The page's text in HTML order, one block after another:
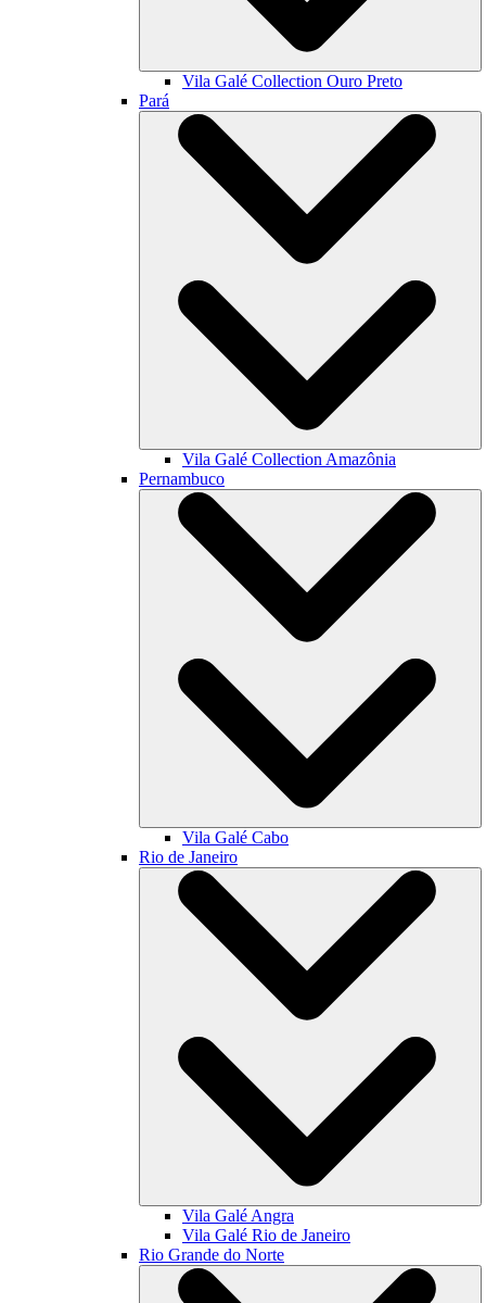
Vila Galé Collection Ouro Preto
Pará
Vila Galé Collection Amazônia
Pernambuco
Vila Galé Cabo
Rio de Janeiro
Vila Galé Angra
Vila Galé Rio de Janeiro
Rio Grande do Norte